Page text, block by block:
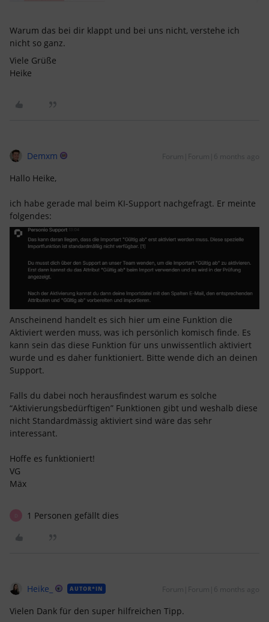
Warum das bei dir klappt und bei uns nicht, verstehe ich
nicht so ganz.
Viele Grüße
Heike
Demxm Forum|Forum|6 months ago
Hallo Heike,
ich habe gerade mal beim KI-Support nachgefragt. Er meinte
folgendes:
Anscheinend handelt es sich hier um eine Funktion die
Aktiviert werden muss, was ich persönlich komisch finde. Es
kann sein das diese Funktion für uns unwissentlich aktiviert
wurde und es daher funktioniert. Bitte wende dich an deinen
Support.
Falls du dabei noch herausfindest warum es solche
“Aktivierungsbedürftigen” Funktionen gibt und weshalb diese
nicht Standardmässig aktiviert sind wäre das sehr
interessant.
Hoffe es funktioniert!
VG
Mäx
1 Personen gefällt dies
Heike_ AUTOR*IN Forum|Forum|6 months ago
Vielen Dank für den super hilfreichen Tipp.